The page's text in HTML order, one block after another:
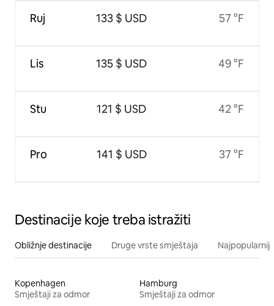
Ruj
Lis
Stu
Pro
133 $ USD
135 $ USD
121 $ USD
141 $ USD
57 °F
49 °F
42 °F
37 °F
Destinacije koje treba istražiti
Obližnje destinacije Druge vrste smještaja
Kopenhagen
Smještaji za odmor
Hamburg
Smještaji za odmor